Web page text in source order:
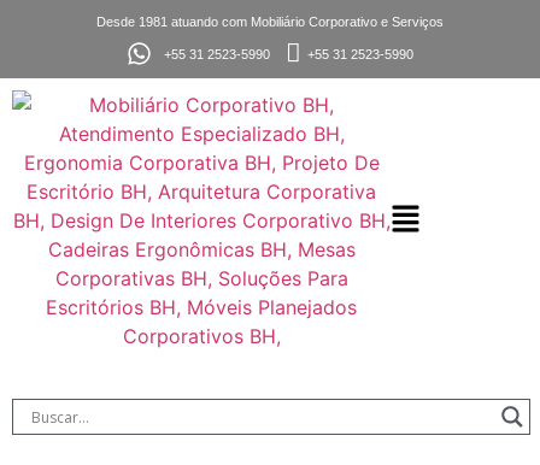
Desde 1981 atuando com Mobiliário Corporativo e Serviços
+55 31 2523-5990 +55 31 2523-5990